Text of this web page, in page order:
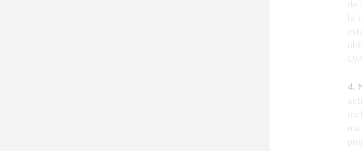
de
la
4.